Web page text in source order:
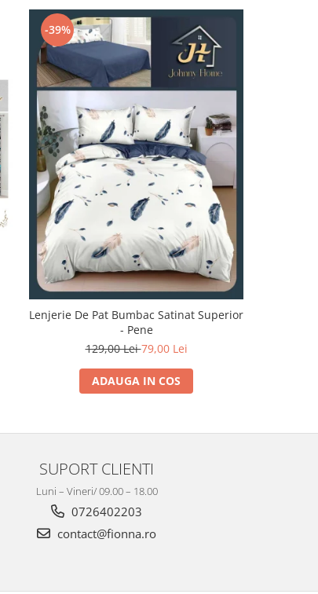
-39%
Lenjerie De Pat Bumbac Satinat Superior
- Pene
129,00 Lei79,00 Lei
ADAUGA IN COS
SUPORT CLIENTI
Luni – Vineri/ 09.00 – 18.00
0726402203
contact@fionna.ro